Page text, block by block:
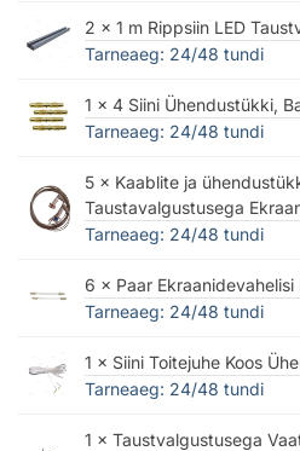
2 × 1 m Rippsiin LED
Tarneaeg: 24/48 tundi
1 × 4 Siini Ühendustükki,
Tarneaeg: 24/48 tundi
5 × Kaablite ja
Taustavalgustusega
Tarneaeg: 24/48 tundi
6 × Paar
Tarneaeg: 24/48 tundi
1 × Siini Toitejuhe Koos
Tarneaeg: 24/48 tundi
1 × Taustvalgustusega